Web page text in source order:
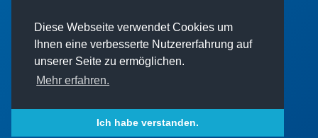
Diese Webseite verwendet Cookies um
Ihnen eine verbesserte Nutzererfahrung auf
unserer Seite zu ermöglichen.
Mehr erfahren.
Ich habe verstanden.